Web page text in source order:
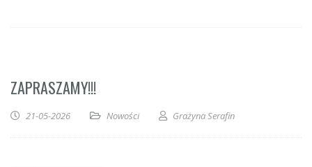
ZAPRASZAMY!!!
21-05-2026 Nowości Grażyna Serafin